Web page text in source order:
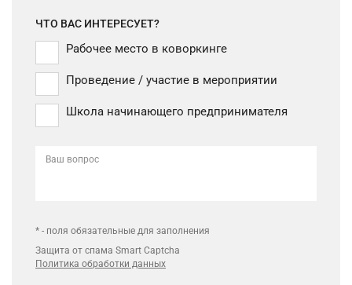
ЧТО ВАС ИНТЕРЕСУЕТ?
Рабочее место в коворкинге
Проведение / участие в мероприятии
Школа начинающего предпринимателя
Ваш вопрос
* - поля обязательные для заполнения
Защита от спама Smart Captcha
Политика обработки данных